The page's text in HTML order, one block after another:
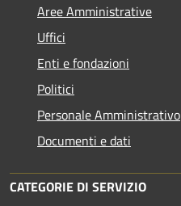
Aree Amministrative
Uffici
Enti e fondazioni
Politici
Personale Amministrativo
Documenti e dati
CATEGORIE DI SERVIZIO